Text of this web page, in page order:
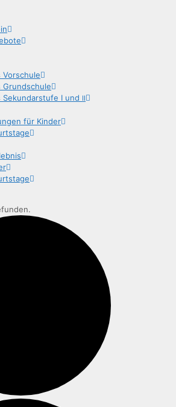
Vorschule
Grundschule
Sekun­dar­stu­fe I und II
für Kinder